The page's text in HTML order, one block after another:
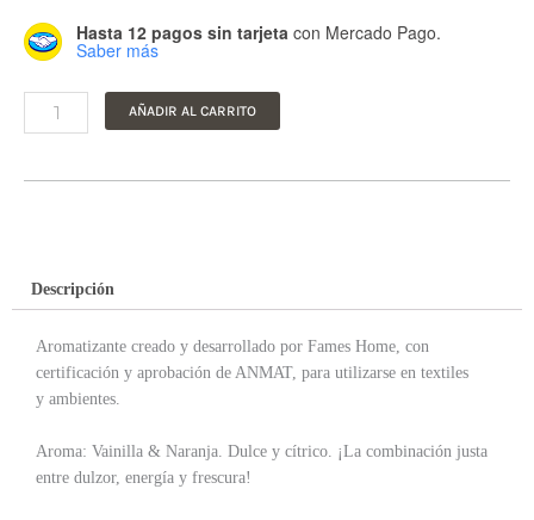
Hasta 12 pagos sin tarjeta con Mercado Pago.
Saber más
Lovely
Things
AÑADIR AL CARRITO
Descripción
Aromatizante creado y desarrollado por Fames Home, con
certificación y aprobación de ANMAT, para utilizarse en textiles
y ambientes.
Aroma: Vainilla & Naranja. Dulce y cítrico. ¡La combinación justa
entre dulzor, energía y frescura!